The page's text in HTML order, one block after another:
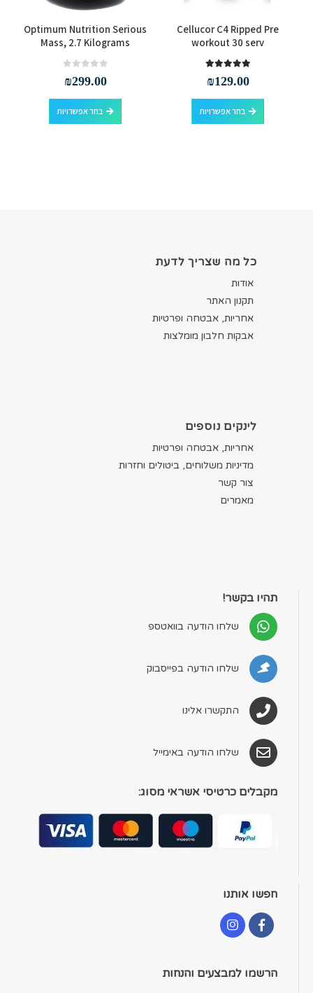
Cellucor C4 Ripped Pre
workout 30 serv
₪129.00
בחר אפשרויות
למוצר זה יש מספר סוגים. ניתן לבחור את האפשרויות בעמוד המוצר
למוצר זה יש מספר סוגים. ניתן לבחור את האפשרויות בעמוד המוצר
Optimum Nutrition Serious
Mass, 2.7 Kilograms
₪299.00
בחר אפשרויות
למוצר זה יש מספר סוגים. ניתן לבחור את האפשרויות בעמוד המוצר
כל מה שצריך לדעת
אודות
תקנון האתר
אחריות, אבטחה ופרטיות
אבקות חלבון מומלצות
לינקים נוספים
אחריות, אבטחה ופרטיות
מדיניות משלוחים, ביטולים וחזרות
צור קשר
מאמרים
תהיו בקשר!
שלחו הודעה בוואטספ
שלחו הודעה בפייסבוק
התקשרו אלינו
שלחו הודעה באימייל
מקבלים כרטיסי אשראי מסוג:
חפשו אותנו
הרשמו למבצעים והנחות